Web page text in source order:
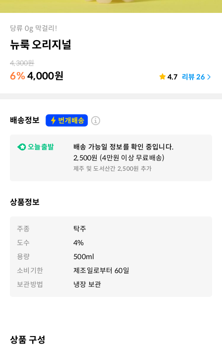
당류 0g 막걸리!
뉴룩 오리지널
4,300원
6%4,000원 4.7 리뷰26
상품정보
주종
탁주
도수
4%
용량
500ml
소비기한
제조일로부터 60일
보관방법
냉장 보관
배송정보
오늘출발
배송 가능일 정보를 확인 중입니다.
2,500원 (4만원 이상 무료배송)
제주 및 도서산간 2,500원 추가
상품 구성